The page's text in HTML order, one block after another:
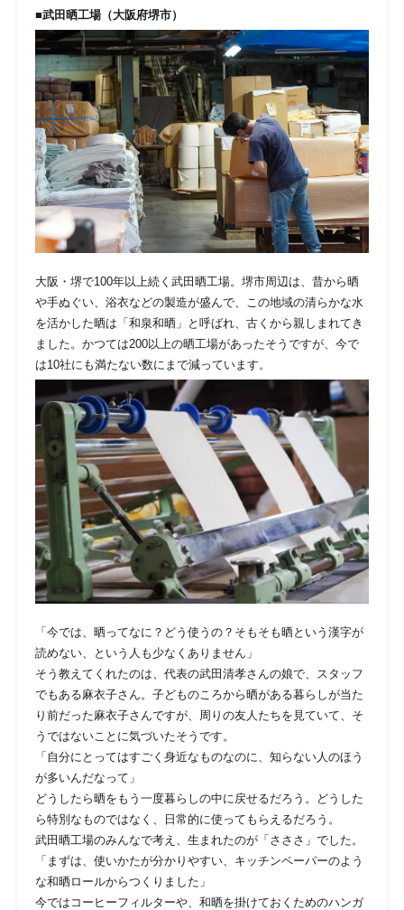
■武田晒工場（大阪府堺市）
大阪・堺で100年以上続く武田晒工場。堺市周辺は、昔から晒
や手ぬぐい、浴衣などの製造が盛んで、この地域の清らかな水
を活かした晒は「和泉和晒」と呼ばれ、古くから親しまれてき
ました。かつては200以上の晒工場があったそうですが、今で
は10社にも満たない数にまで減っています。
「今では、晒ってなに？どう使うの？そもそも晒という漢字が
読めない、という人も少なくありません」
そう教えてくれたのは、代表の武田清孝さんの娘で、スタッフ
でもある麻衣子さん。子どものころから晒がある暮らしが当た
り前だった麻衣子さんですが、周りの友人たちを見ていて、そ
うではないことに気づいたそうです。
「自分にとってはすごく身近なものなのに、知らない人のほう
が多いんだなって」
どうしたら晒をもう一度暮らしの中に戻せるだろう。どうした
ら特別なものではなく、日常的に使ってもらえるだろう。
武田晒工場のみんなで考え、生まれたのが「さささ」でした。
「まずは、使いかたが分かりやすい、キッチンペーパーのよう
な和晒ロールからつくりました」
今ではコーヒーフィルターや、和晒を掛けておくためのハンガ